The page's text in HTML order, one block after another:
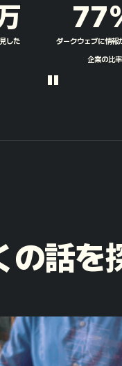
した
77
ダークウェブに情報
企業の比率
"
話を